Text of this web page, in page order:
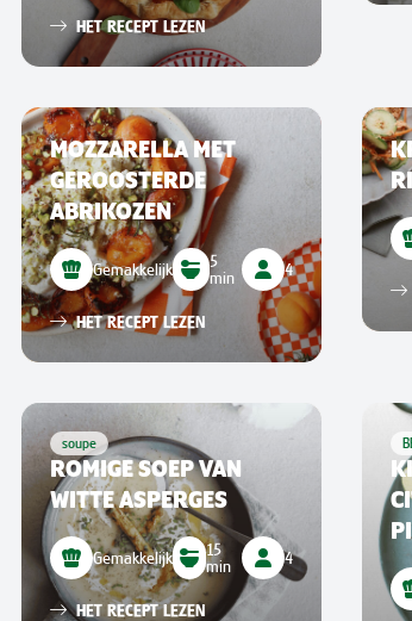
HET RECEPT LEZEN
MOZZARELLA MET
GEROOSTERDE
ABRIKOZEN
Gemakkelijk
5
min
4
HET RECEPT LEZEN
soupe
ROMIGE SOEP VAN
WITTE ASPERGES
Gemakkelijk
15
min
4
HET RECEPT LEZEN